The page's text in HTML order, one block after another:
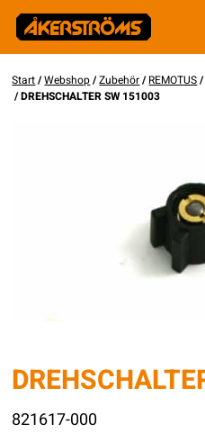
Start/Webshop/Zubehör/REMOTUS
/ DREHSCHALTER SW 151003
821617-000